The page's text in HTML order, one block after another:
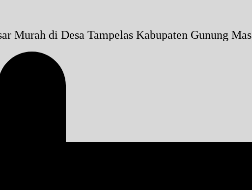
Murah di Desa Tampelas Kabupaten Gunung Mas